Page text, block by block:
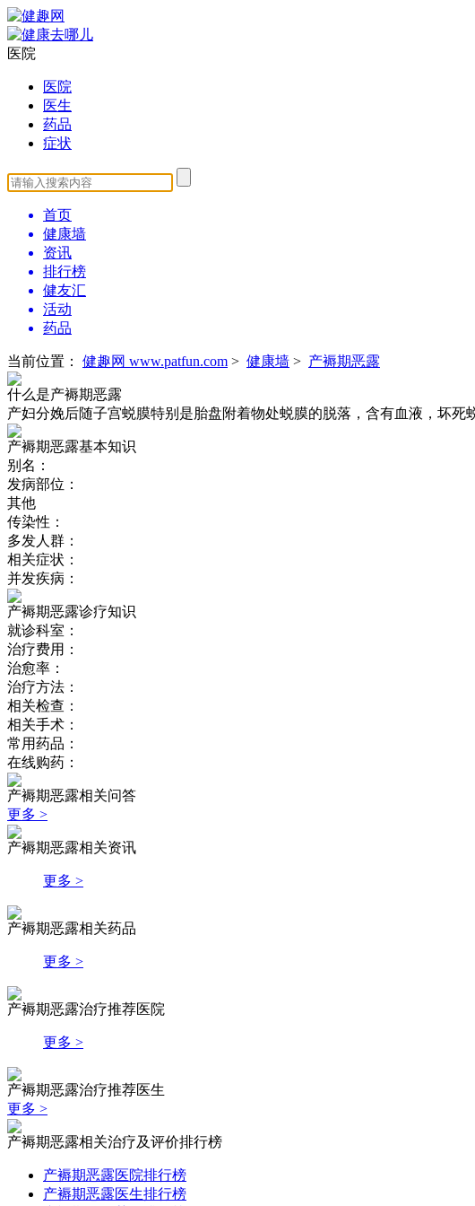
医院
医院
医生
药品
症状
首页
健康墙
资讯
排行榜
健友汇
活动
药品
当前位置： 健趣网 www.patfun.com > 健康墙 > 产褥期恶露
什么是产褥期恶露
产妇分娩后随子宫蜕膜特别是胎盘附着物处蜕膜的脱落，含有血液，坏
产褥期恶露基本知识
别名：
发病部位：
其他
传染性：
多发人群：
相关症状：
并发疾病：
产褥期恶露诊疗知识
就诊科室：
治疗费用：
治愈率：
治疗方法：
相关检查：
相关手术：
常用药品：
在线购药：
产褥期恶露相关问答
更多 >
产褥期恶露相关资讯
更多 >
产褥期恶露相关药品
更多 >
产褥期恶露治疗推荐医院
更多 >
产褥期恶露治疗推荐医生
更多 >
产褥期恶露相关治疗及评价排行榜
产褥期恶露医院排行榜
产褥期恶露医生排行榜